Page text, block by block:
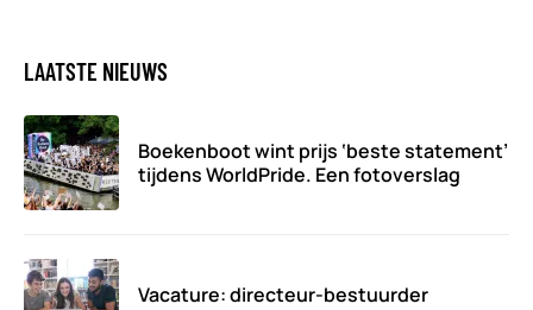
LAATSTE NIEUWS
Boekenboot wint prijs ‘beste statement’
tijdens WorldPride. Een fotoverslag
Vacature: directeur-bestuurder